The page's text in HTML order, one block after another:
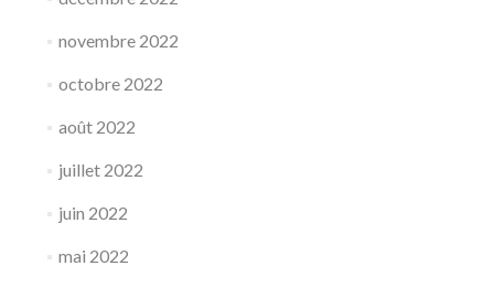
novembre 2022
octobre 2022
août 2022
juillet 2022
juin 2022
mai 2022